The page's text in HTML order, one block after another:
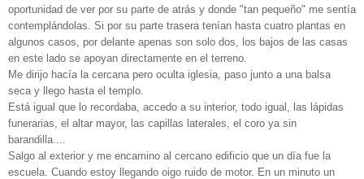
oportunidad de ver por su parte de atrás y donde "tan pequeño" me sentía
contemplándolas. Si por su parte trasera tenían hasta cuatro plantas en
algunos casos, por delante apenas son solo dos, los bajos de las casas
en este lado se apoyan directamente en el terreno.
Me dirijo hacía la cercana pero oculta iglesia, paso junto a una balsa
seca y llego hasta el templo.
Está igual que lo recordaba, accedo a su interior, todo igual, las lápidas
funerarias, el altar mayor, las capillas laterales, el coro ya sin
barandilla....
Salgo al exterior y me encamino al cercano edificio que un día fue la
escuela. Cuando estoy llegando oigo ruido de motor. En un minuto un